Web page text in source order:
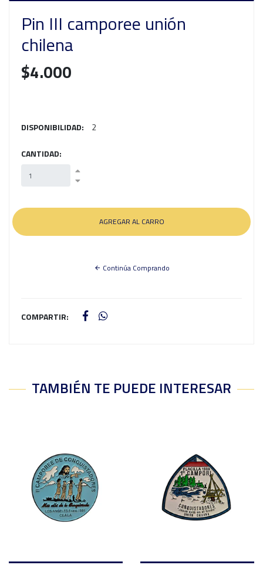
Pin III camporee unión
chilena
$4.000
DISPONIBILIDAD: 2
CANTIDAD:
Continúa Comprando
COMPARTIR:
TAMBIÉN TE PUEDE INTERESAR